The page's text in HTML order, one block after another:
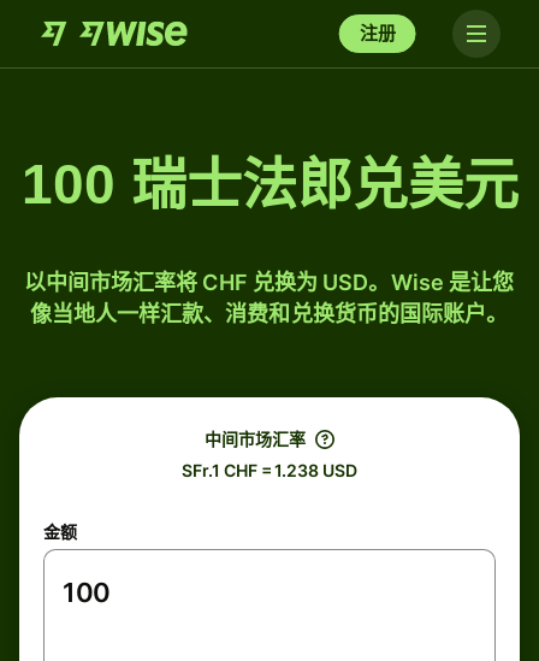
注册
100 瑞士法郎兑美元
以中间市场汇率将 CHF 兑换为 USD。Wise 是让您
像当地人一样汇款、消费和兑换货币的国际账户。
中间市场汇率
SFr.1 CHF = 1.238 USD
金额